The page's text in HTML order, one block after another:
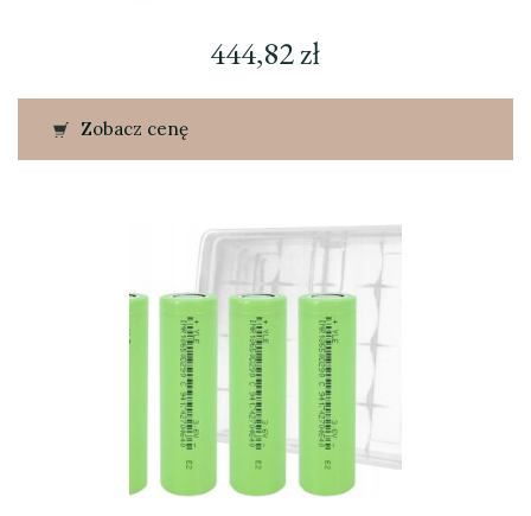
444,82zł
Zobacz cenę